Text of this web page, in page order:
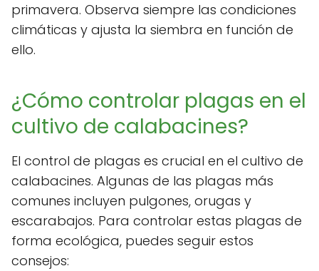
primavera. Observa siempre las condiciones
climáticas y ajusta la siembra en función de
ello.
¿Cómo controlar plagas en el
cultivo de calabacines?
El control de plagas es crucial en el cultivo de
calabacines. Algunas de las plagas más
comunes incluyen pulgones, orugas y
escarabajos. Para controlar estas plagas de
forma ecológica, puedes seguir estos
consejos: